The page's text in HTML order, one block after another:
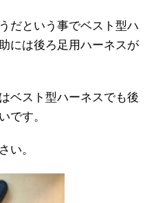
だという事でベスト型ハ
には後ろ足用ハーネスが
ベスト型ハーネスでも後
です。
い。